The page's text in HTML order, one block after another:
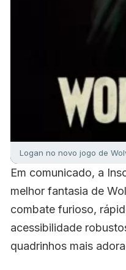
Logan no novo jogo de
Em comunicado, a
melhor fantasia de
combate furioso,
acessibilidade
quadrinhos mais